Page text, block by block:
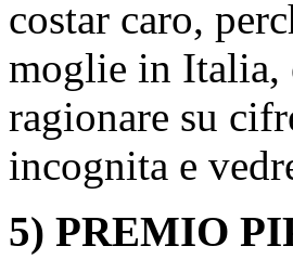
costar caro,
moglie in Italia,
ragionare su
incognita e
5) PREMIO